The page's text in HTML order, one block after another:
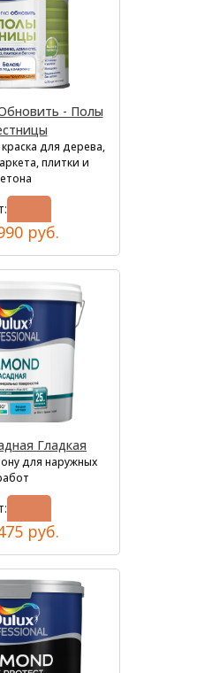
- Полы
для дерева,
плитки и
руб.
Гладкая
для наружных
руб.